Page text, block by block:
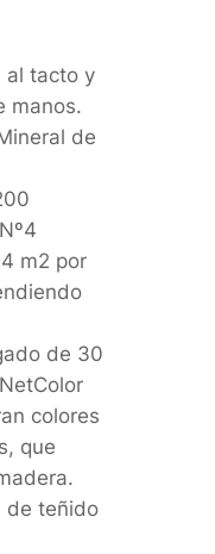
al tacto y
manos.
de
m2 por
de 30
colores
que
de teñido